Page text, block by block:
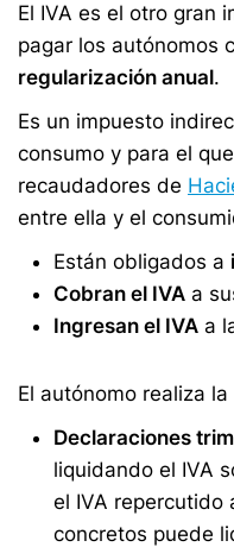
El IVA es el otro gran
pagar los autónomos
regularización anual.
Es un impuesto
consumo y para el
recaudadores de
entre ella y el
Están obligados a
Cobran el IVA a
Ingresan el IVA a
El autónomo realiza
Declaraciones
liquidando el IVA
el IVA repercutido
concretos puede